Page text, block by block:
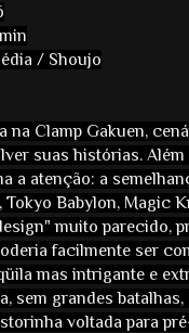
/ Shoujo
na Clamp Gakuen,
suas histórias.
a atenção: a
Tokyo Babylon, Magic
muito parecido,
facilmente ser
mas intrigante e
sem grandes
voltada para